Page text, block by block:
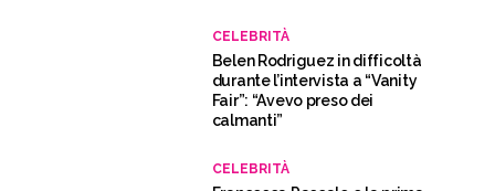
CELEBRITÀ
Belen Rodriguez in difficoltà
durante l’intervista a “Vanity
Fair”: “Avevo preso dei
calmanti”
CELEBRITÀ